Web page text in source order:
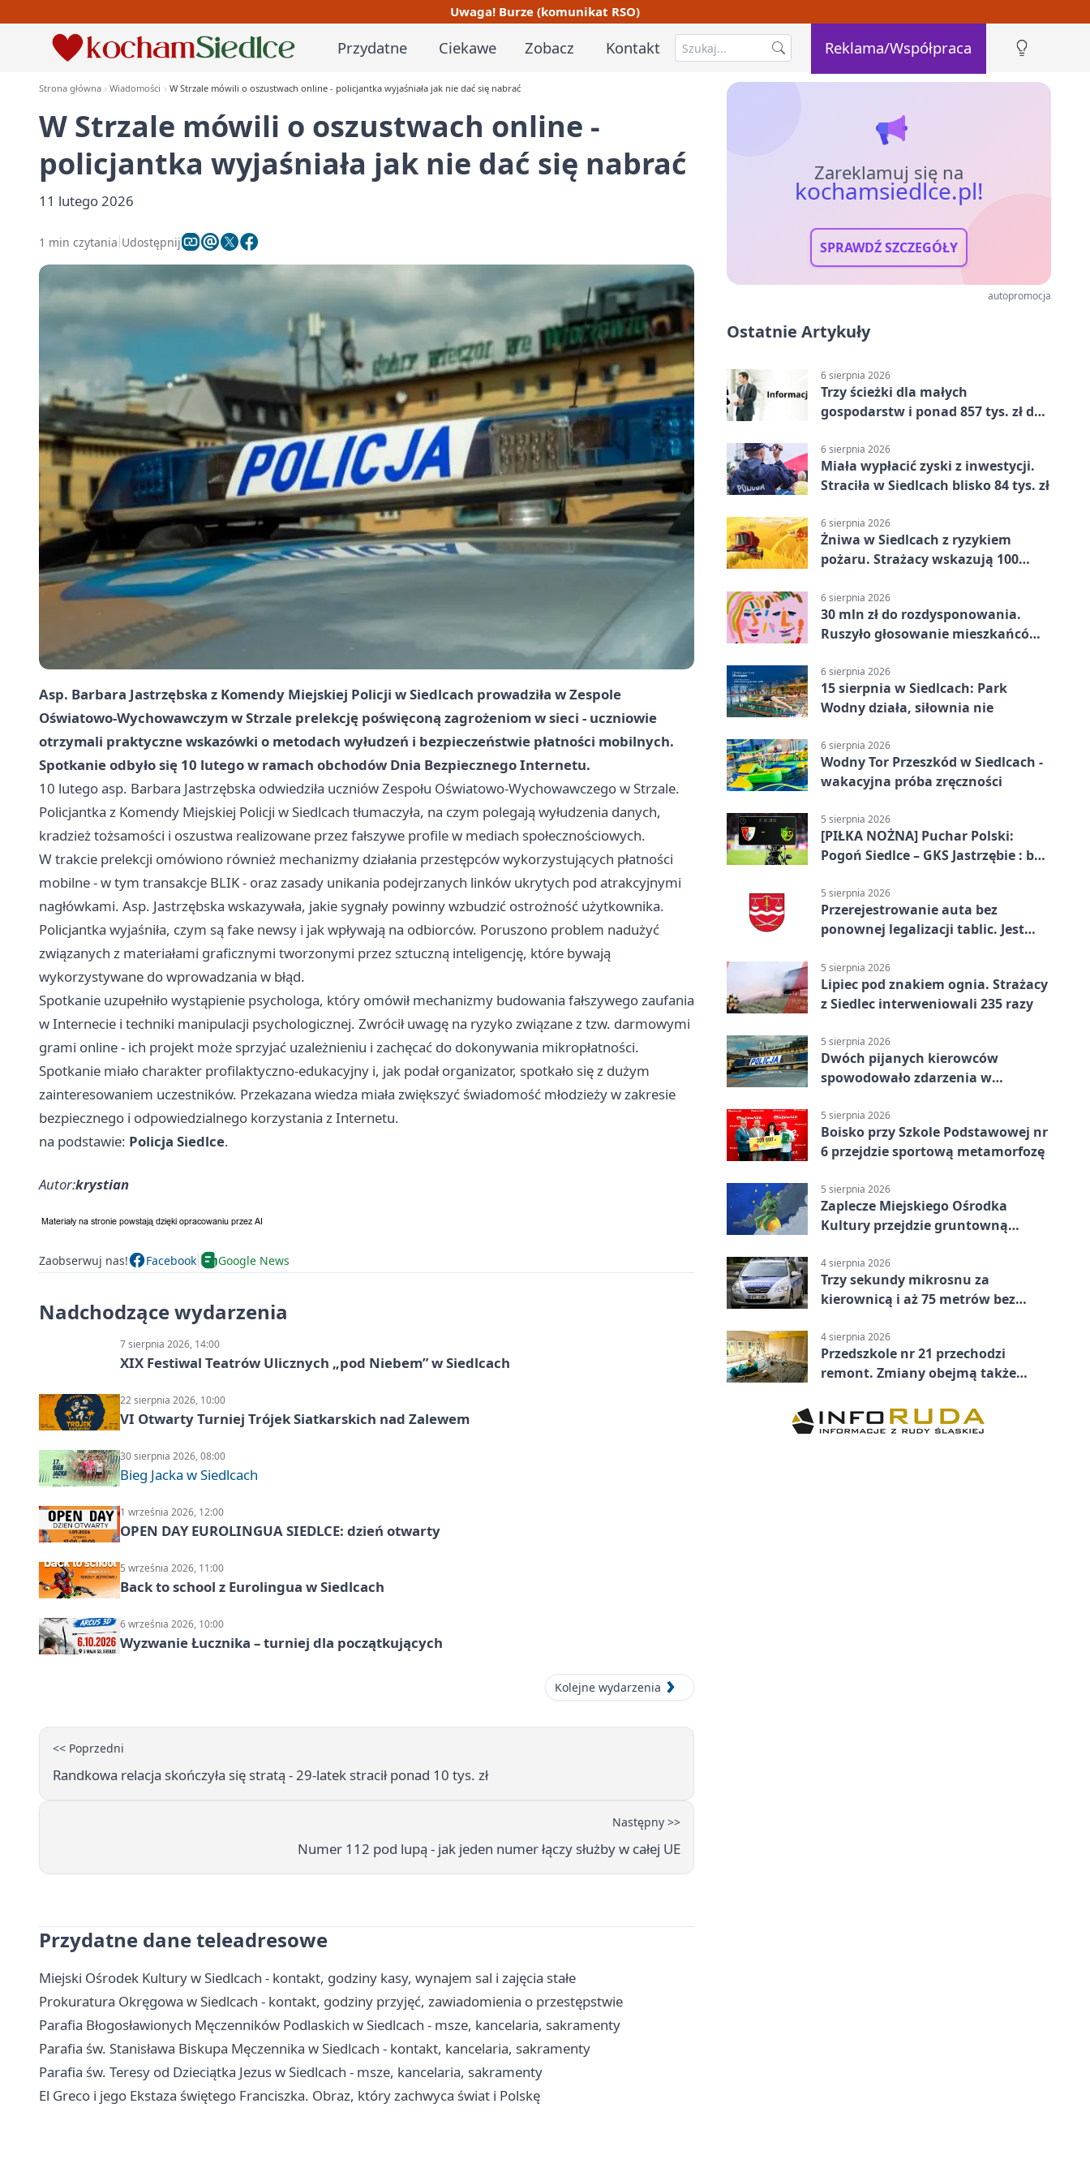
Uwaga! Burze (komunikat RSO)
Przydatne Ciekawe Zobacz Kontakt Reklama/Współpraca
Strona główna Wiadomości W Strzale mówili o oszustwach online - policjantka wyjaśniała jak nie dać się nabrać
W Strzale mówili o oszustwach online -
policjantka wyjaśniała jak nie dać się nabrać
11 lutego 2026
1 min czytania Udostępnij
Asp. Barbara Jastrzębska z Komendy Miejskiej Policji w Siedlcach prowadziła w Zespole
Oświatowo-Wychowawczym w Strzale prelekcję poświęconą zagrożeniom w sieci - uczniowie
otrzymali praktyczne wskazówki o metodach wyłudzeń i bezpieczeństwie płatności mobilnych.
Spotkanie odbyło się 10 lutego w ramach obchodów Dnia Bezpiecznego Internetu.
10 lutego asp. Barbara Jastrzębska odwiedziła uczniów Zespołu Oświatowo-Wychowawczego w Strzale.
Policjantka z Komendy Miejskiej Policji w Siedlcach tłumaczyła, na czym polegają wyłudzenia danych,
kradzież tożsamości i oszustwa realizowane przez fałszywe profile w mediach społecznościowych.
W trakcie prelekcji omówiono również mechanizmy działania przestępców wykorzystujących płatności
mobilne - w tym transakcje BLIK - oraz zasady unikania podejrzanych linków ukrytych pod atrakcyjnymi
nagłówkami. Asp. Jastrzębska wskazywała, jakie sygnały powinny wzbudzić ostrożność użytkownika.
Policjantka wyjaśniła, czym są fake newsy i jak wpływają na odbiorców. Poruszono problem nadużyć
związanych z materiałami graficznymi tworzonymi przez sztuczną inteligencję, które bywają
wykorzystywane do wprowadzania w błąd.
Spotkanie uzupełniło wystąpienie psychologa, który omówił mechanizmy budowania fałszywego zaufania
w Internecie i techniki manipulacji psychologicznej. Zwrócił uwagę na ryzyko związane z tzw. darmowymi
grami online - ich projekt może sprzyjać uzależnieniu i zachęcać do dokonywania mikropłatności.
Spotkanie miało charakter profilaktyczno-edukacyjny i, jak podał organizator, spotkało się z dużym
zainteresowaniem uczestników. Przekazana wiedza miała zwiększyć świadomość młodzieży w zakresie
bezpiecznego i odpowiedzialnego korzystania z Internetu.
na podstawie: Policja Siedlce.
Autor:krystian
Zaobserwuj nas! Facebook Google News
Nadchodzące wydarzenia
7 sierpnia 2026, 14:00
XIX Festiwal Teatrów Ulicznych „pod Niebem” w Siedlcach
22 sierpnia 2026, 10:00
VI Otwarty Turniej Trójek Siatkarskich nad Zalewem
30 sierpnia 2026, 08:00
Bieg Jacka w Siedlcach
1 września 2026, 12:00
OPEN DAY EUROLINGUA SIEDLCE: dzień otwarty
5 września 2026, 11:00
Back to school z Eurolingua w Siedlcach
6 września 2026, 10:00
Wyzwanie Łucznika – turniej dla początkujących
Kolejne wydarzenia
<< Poprzedni
Randkowa relacja skończyła się stratą - 29-latek stracił ponad 10 tys. zł
Następny >>
Numer 112 pod lupą - jak jeden numer łączy służby w całej UE
Przydatne dane teleadresowe
Miejski Ośrodek Kultury w Siedlcach - kontakt, godziny kasy, wynajem sal i zajęcia stałe
Prokuratura Okręgowa w Siedlcach - kontakt, godziny przyjęć, zawiadomienia o przestępstwie
Parafia Błogosławionych Męczenników Podlaskich w Siedlcach - msze, kancelaria, sakramenty
Parafia św. Stanisława Biskupa Męczennika w Siedlcach - kontakt, kancelaria, sakramenty
Parafia św. Teresy od Dzieciątka Jezus w Siedlcach - msze, kancelaria, sakramenty
El Greco i jego Ekstaza świętego Franciszka. Obraz, który zachwyca świat i Polskę
Zareklamuj się na
kochamsiedlce.pl!
SPRAWDŹ SZCZEGÓŁY
autopromocja
Ostatnie Artykuły
6 sierpnia 2026
Trzy ścieżki dla małych
gospodarstw i ponad 857 tys. zł do
6 sierpnia 2026
Miała wypłacić zyski z inwestycji.
Straciła w Siedlcach blisko 84 tys. zł
6 sierpnia 2026
Żniwa w Siedlcach z ryzykiem
pożaru. Strażacy wskazują 100
6 sierpnia 2026
30 mln zł do rozdysponowania.
Ruszyło głosowanie mieszkańców
6 sierpnia 2026
15 sierpnia w Siedlcach: Park
Wodny działa, siłownia nie
6 sierpnia 2026
Wodny Tor Przeszkód w Siedlcach -
wakacyjna próba zręczności
5 sierpnia 2026
[PIŁKA NOŻNA] Puchar Polski:
Pogoń Siedlce – GKS Jastrzębie : bez
5 sierpnia 2026
Przerejestrowanie auta bez
ponownej legalizacji tablic. Jest
5 sierpnia 2026
Lipiec pod znakiem ognia. Strażacy
z Siedlec interweniowali 235 razy
5 sierpnia 2026
Dwóch pijanych kierowców
spowodowało zdarzenia w
5 sierpnia 2026
Boisko przy Szkole Podstawowej nr
6 przejdzie sportową metamorfozę
5 sierpnia 2026
Zaplecze Miejskiego Ośrodka
Kultury przejdzie gruntowną
4 sierpnia 2026
Trzy sekundy mikrosnu za
kierownicą i aż 75 metrów bez
4 sierpnia 2026
Przedszkole nr 21 przechodzi
remont. Zmiany obejmą także